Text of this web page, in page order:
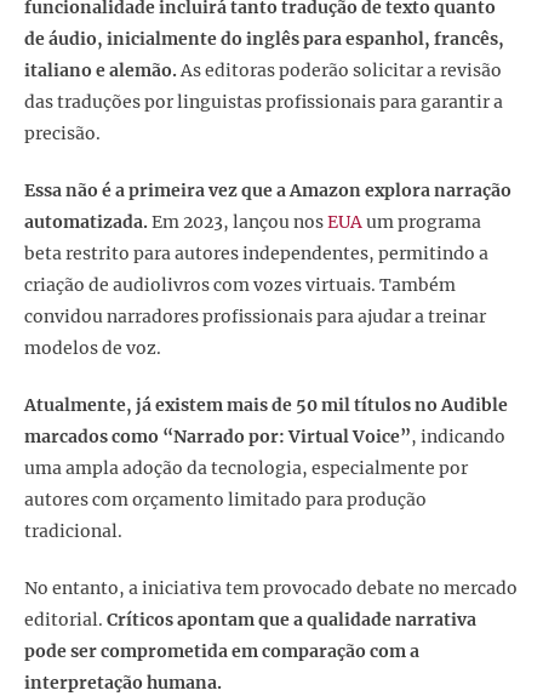
funcionalidade incluirá tanto tradução de texto quanto
de áudio, inicialmente do inglês para espanhol, francês,
italiano e alemão.As editoras poderão solicitar a revisão
das traduções por linguistas profissionais para garantir a
precisão.
Essa não é a primeira vez que a Amazon explora narração
automatizada.Em 2023, lançou nosEUAum programa
beta restrito para autores independentes, permitindo a
criação de audiolivros com vozes virtuais. Também
convidou narradores profissionais para ajudar a treinar
modelos de voz.
Atualmente, já existem mais de 50 mil títulos no Audible
marcados como “Narrado por: Virtual Voice”, indicando
uma ampla adoção da tecnologia, especialmente por
autores com orçamento limitado para produção
tradicional.
No entanto, a iniciativa tem provocado debate no mercado
editorial. Críticos apontam que a qualidade narrativa
pode ser comprometida em comparação com a
interpretação humana.